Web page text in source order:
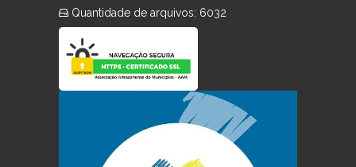
Quantidade de arquivos: 6032